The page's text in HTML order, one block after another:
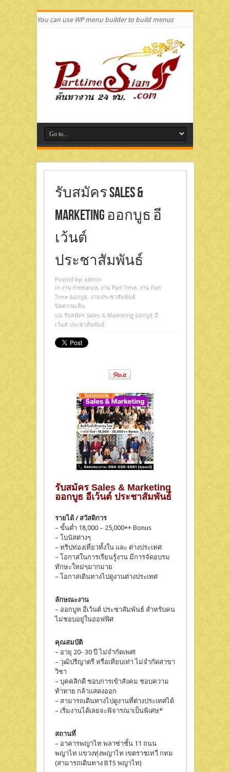
You can use WP menu builder to build menus
รับสมัคร Sales &
Marketing ออกบูธ อี
เว้นต์
ประชาสัมพันธ์
Posted by: admin
in งาน Freelance, งาน Part Time, งาน Part
Time ออกบูธ, งานประชาสัมพันธ์
ปิดความเห็น
บน รับสมัคร Sales & Marketing ออกบูธ อี
เว้นต์ ประชาสัมพันธ์
รับสมัคร Sales & Marketing
ออกบูธ อีเว้นต์ ประชาสัมพันธ์
รายได้ / สวัสดิการ
– ขั้นต่ำ 18,000 – 25,000++ Bonus
– โบนัสต่างๆ
– ทริปท่องเที่ยวทั้งใน และ ต่างประเทศ
– โอกาสในการเรียนรู้งาน มีการจัดอบรม
ทักษะใหม่ๆมากมาย
– โอกาสเดินทางไปดูงานต่างประเทศ
ลักษณะงาน
– ออกบูท อีเว้นต์ ประชาสัมพันธ์ สำหรับคน
ไม่ชอบอยู่ในออฟฟิศ
คุณสมบัติ
– อายุ 20- 30 ปี ไม่จำกัดเพศ!
– วุฒิปริญาตรี หรือเทียบเท่า ไม่จำกัดสาขา
วิชา
– บุคคลิกดี ชอบการเข้าสังคม ชอบความ
ท้าทาย กล้าแสดงออก
– สามารถเดินทางไปดูงานที่ต่างประเทศได้
– เริ่มงานได้เลยจะพิจารณาเป็นพิเศษ*
สถานที่
– อาคารพญาไท พลาซ่าชั้น 11 ถนน
พญาไท แขวงทุ่งพญาไท เขตราชเทวี กทม
(สามารถเดินทาง BTS พญาไท)